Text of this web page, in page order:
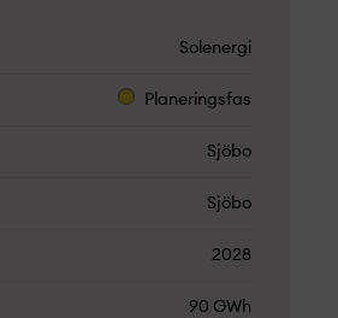
Solenergi
Planeringsfas
Sjöbo
Sjöbo
2028
90 GWh